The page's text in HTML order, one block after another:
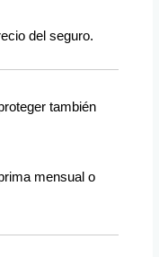
del seguro.
también
mensual o